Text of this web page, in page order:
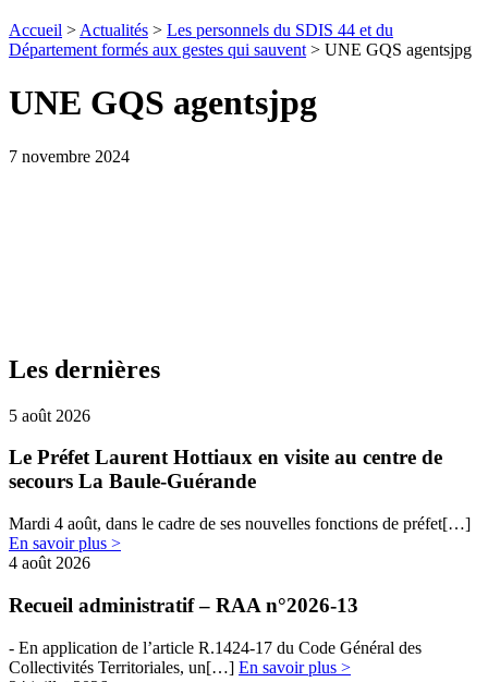
Accueil > Actualités > Les personnels du SDIS 44 et du
Département formés aux gestes qui sauvent > UNE GQS agentsjpg
UNE GQS agentsjpg
7 novembre 2024
Les dernières
5 août 2026
Le Préfet Laurent Hottiaux en visite au centre de
secours La Baule-Guérande
Mardi 4 août, dans le cadre de ses nouvelles fonctions de préfet[…]
En savoir plus >
4 août 2026
Recueil administratif – RAA n°2026-13
- En​​ application de l’article R.1424-17 du Code Général des
Collectivités Territoriales, un[…] En savoir plus >